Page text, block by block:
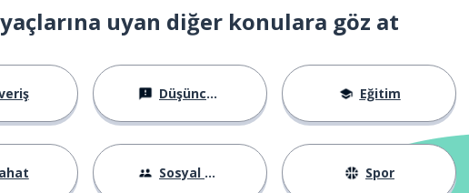
uyan diğer konulara göz at
Düşünceler Eğitim
Sosyal Hayat Spor